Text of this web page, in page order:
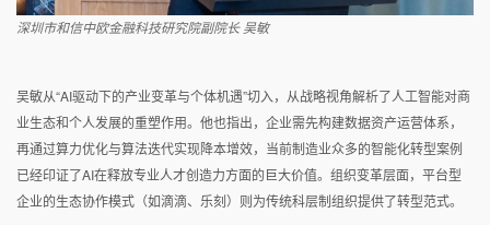
深圳市和信中欧金融科技研究院副院长 吴敏
吴敏从“AI驱动下的产业变革与个体机遇”切入，从战略视角解析了人工智能对商
业生态和个人发展的重塑作用。他也指出，企业需先构建数据资产运营体系，
再通过算力优化与算法迭代实现降本增效，当前制造业众多的智能化转型案例
已经印证了AI在释放专业人才创造力方面的巨大价值。组织变革层面，平台型
企业的生态协作模式（如滴滴、乐刻）则为传统科层制组织提供了转型范式。